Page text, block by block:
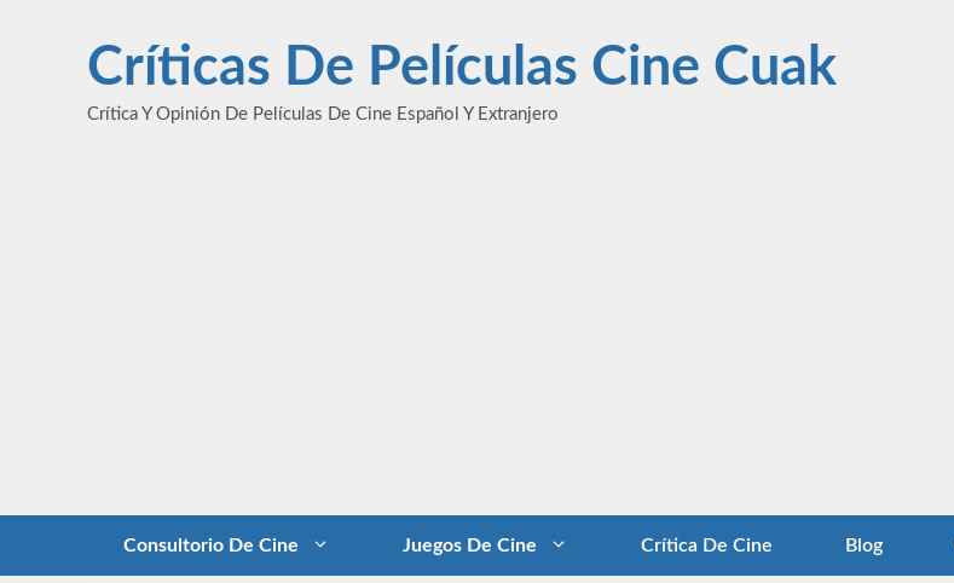
contenidoCríticas De Películas Cine Cuak
Crítica Y Opinión De Películas De Cine Español Y Extranjero
Consultorio De Cine Juegos De Cine Crítica De Cine Blog